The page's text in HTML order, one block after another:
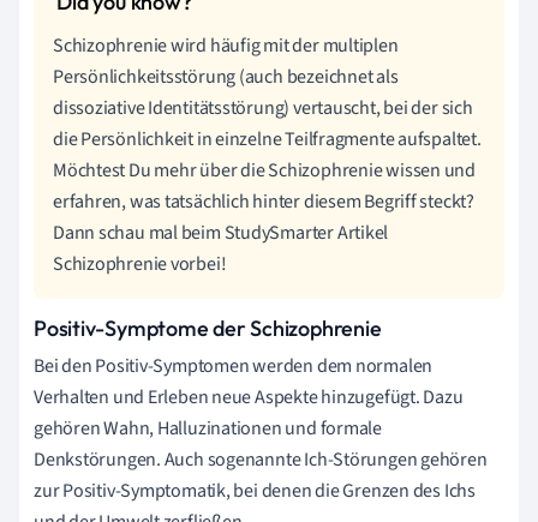
Schizophrenie wird häufig mit der multiplen
Persönlichkeitsstörung (auch bezeichnet als
dissoziative Identitätsstörung) vertauscht, bei der sich
die Persönlichkeit in einzelne Teilfragmente aufspaltet.
Möchtest Du mehr über die Schizophrenie wissen und
erfahren, was tatsächlich hinter diesem Begriff steckt?
Dann schau mal beim StudySmarter Artikel
Schizophrenie vorbei!
Positiv-Symptome der Schizophrenie
Bei den Positiv-Symptomen werden dem normalen
Verhalten und Erleben neue Aspekte hinzugefügt. Dazu
gehören Wahn, Halluzinationen und formale
Denkstörungen. Auch sogenannte Ich-Störungen gehören
zur Positiv-Symptomatik, bei denen die Grenzen des Ichs